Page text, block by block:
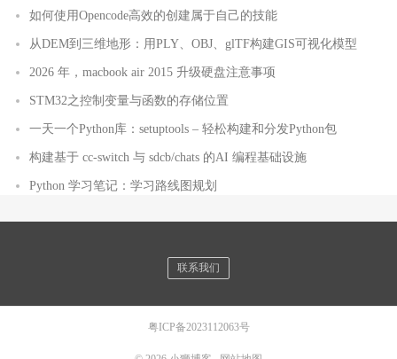
如何使用Opencode高效的创建属于自己的技能
从DEM到三维地形：用PLY、OBJ、glTF构建GIS可视化模型
2026 年，macbook air 2015 升级硬盘注意事项
STM32之控制变量与函数的存储位置
一天一个Python库：setuptools – 轻松构建和分发Python包
构建基于 cc-switch 与 sdcb/chats 的AI 编程基础设施
Python 学习笔记：学习路线图规划
联系我们
粤ICP备2023112063号